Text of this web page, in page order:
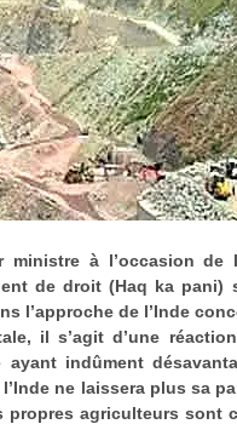
ministre à l’occasion de
de droit (Haq ka pani)
l’approche de l’Inde
il s’agit d’une
indûment
ne laissera plus sa
propres agriculteurs sont